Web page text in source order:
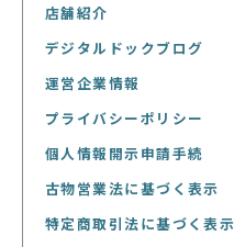
店舗紹介
デジタルドックブログ
運営企業情報
プライバシーポリシー
個人情報開示申請手続
古物営業法に基づく表示
特定商取引法に基づく表示